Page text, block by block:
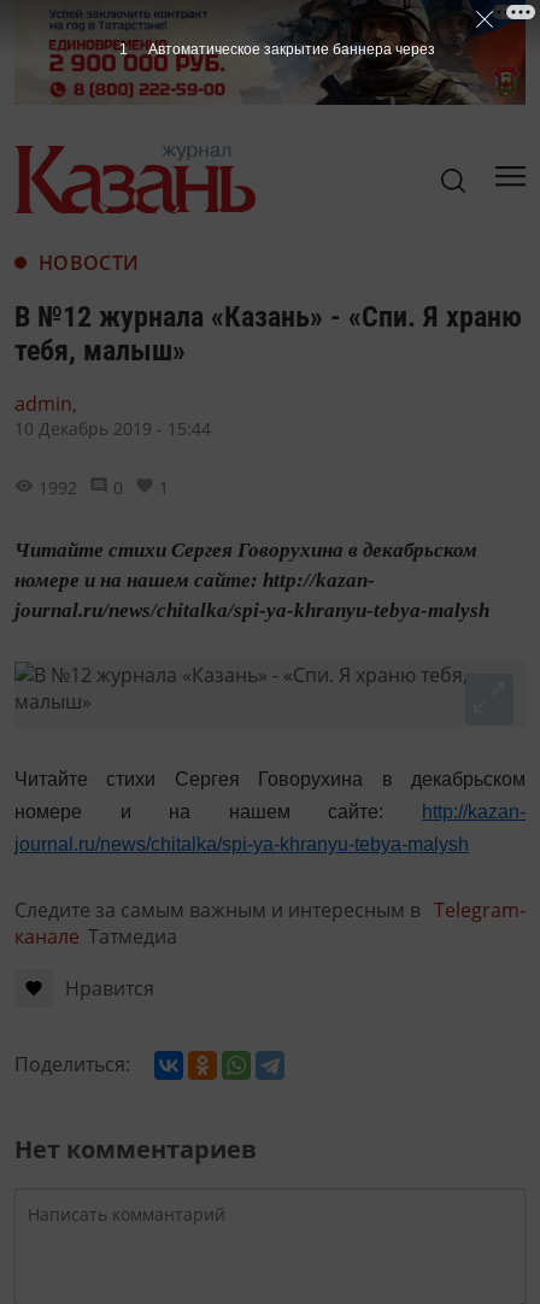
НОВОСТИ
В №12 журнала «Казань» - «Спи. Я храню
тебя, малыш»
admin,
10 Декабрь 2019 - 15:44
1992 0 1
Читайте стихи Сергея Говорухина в декабрьском
номере и на нашем сайте: http://kazan-
journal.ru/news/chitalka/spi-ya-khranyu-tebya-malysh
Читайте стихи Сергея Говорухина в декабрьском
номере и на нашем сайте:
http://kazan-
journal.ru/news/chitalka/spi-ya-khranyu-tebya-malysh
Следите за самым важным и интересным в Telegram-
канале Татмедиа
Нравится
Поделиться:
Нет комментариев